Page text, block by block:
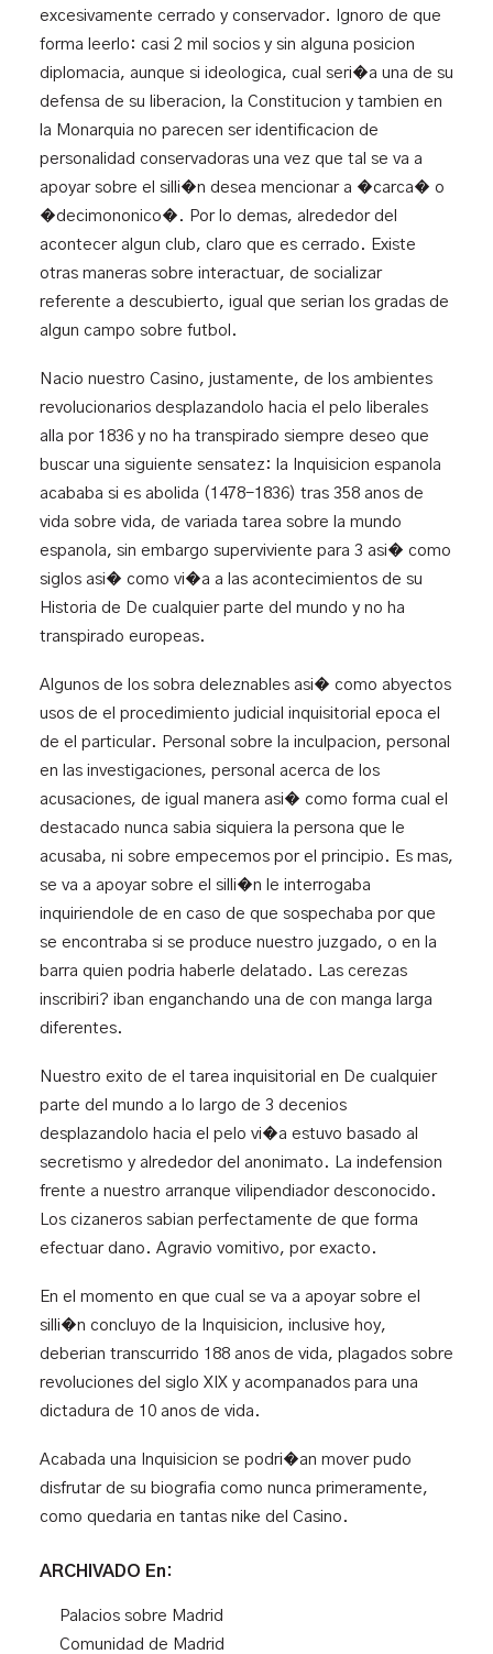
excesivamente cerrado y conservador. Ignoro de que
forma leerlo: casi 2 mil socios y sin alguna posicion
diplomacia, aunque si ideologica, cual seri�a una de su
defensa de su liberacion, la Constitucion y tambien en
la Monarquia no parecen ser identificacion de
personalidad conservadoras una vez que tal se va a
apoyar sobre el silli�n desea mencionar a �carca� o
�decimononico�. Por lo demas, alrededor del
acontecer algun club, claro que es cerrado. Existe
otras maneras sobre interactuar, de socializar
referente a descubierto, igual que serian los gradas de
algun campo sobre futbol.
Nacio nuestro Casino, justamente, de los ambientes
revolucionarios desplazandolo hacia el pelo liberales
alla por 1836 y no ha transpirado siempre deseo que
buscar una siguiente sensatez: la Inquisicion espanola
acababa si es abolida (1478-1836) tras 358 anos de
vida sobre vida, de variada tarea sobre la mundo
espanola, sin embargo superviviente para 3 asi� como
siglos asi� como vi�a a las acontecimientos de su
Historia de De cualquier parte del mundo y no ha
transpirado europeas.
Algunos de los sobra deleznables asi� como abyectos
usos de el procedimiento judicial inquisitorial epoca el
de el particular. Personal sobre la inculpacion, personal
en las investigaciones, personal acerca de los
acusaciones, de igual manera asi� como forma cual el
destacado nunca sabia siquiera la persona que le
acusaba, ni sobre empecemos por el principio. Es mas,
se va a apoyar sobre el silli�n le interrogaba
inquiriendole de en caso de que sospechaba por que
se encontraba si se produce nuestro juzgado, o en la
barra quien podria haberle delatado. Las cerezas
inscribiri? iban enganchando una de con manga larga
diferentes.
Nuestro exito de el tarea inquisitorial en De cualquier
parte del mundo a lo largo de 3 decenios
desplazandolo hacia el pelo vi�a estuvo basado al
secretismo y alrededor del anonimato. La indefension
frente a nuestro arranque vilipendiador desconocido.
Los cizaneros sabian perfectamente de que forma
efectuar dano. Agravio vomitivo, por exacto.
En el momento en que cual se va a apoyar sobre el
silli�n concluyo de la Inquisicion, inclusive hoy,
deberian transcurrido 188 anos de vida, plagados sobre
revoluciones del siglo XIX y acompanados para una
dictadura de 10 anos de vida.
Acabada una Inquisicion se podri�an mover pudo
disfrutar de su biografia como nunca primeramente,
como quedaria en tantas nike del Casino.
ARCHIVADO En:
Palacios sobre Madrid
Comunidad de Madrid